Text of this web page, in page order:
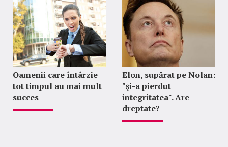
Oamenii care întârzie
tot timpul au mai mult
succes
Elon, supărat pe Nolan:
"şi-a pierdut
integritatea". Are
dreptate?